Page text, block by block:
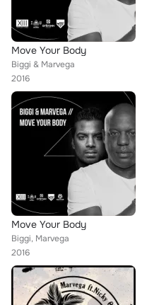
Move Your Body
Biggi & Marvega
2016
Move Your Body
Biggi, Marvega
2016